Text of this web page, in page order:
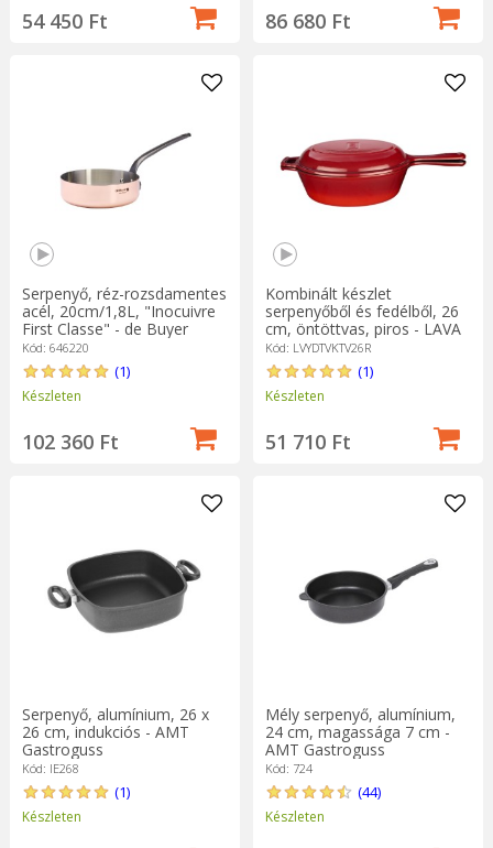
54 450 Ft 86 680 Ft
Serpenyő, réz-rozsdamentes
acél, 20cm/1,8L, "Inocuivre
First Classe" - de Buyer
Kód: 646220
(1)
Készleten
102 360 Ft
Kombinált készlet
serpenyőből és fedélből, 26
cm, öntöttvas, piros - LAVA
márka
Kód: LVYDTVKTV26R
(1)
Készleten
51 710 Ft
Serpenyő, alumínium, 26 x
26 cm, indukciós - AMT
Gastroguss
Kód: IE268
(1)
Készleten
Mély serpenyő, alumínium,
24 cm, magassága 7 cm -
AMT Gastroguss
Kód: 724
(44)
Készleten